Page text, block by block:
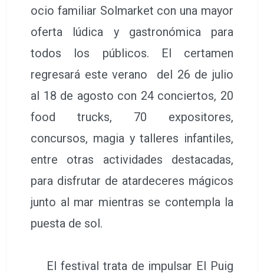
ocio familiar Solmarket con una mayor
oferta lúdica y gastronómica para
todos los públicos. El certamen
regresará este verano del 26 de julio
al 18 de agosto con 24 conciertos, 20
food trucks, 70 expositores,
concursos, magia y talleres infantiles,
entre otras actividades destacadas,
para disfrutar de atardeceres mágicos
junto al mar mientras se contempla la
puesta de sol.
El festival trata de impulsar El Puig